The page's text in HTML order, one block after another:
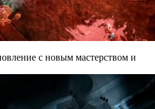
с новым мастерством и